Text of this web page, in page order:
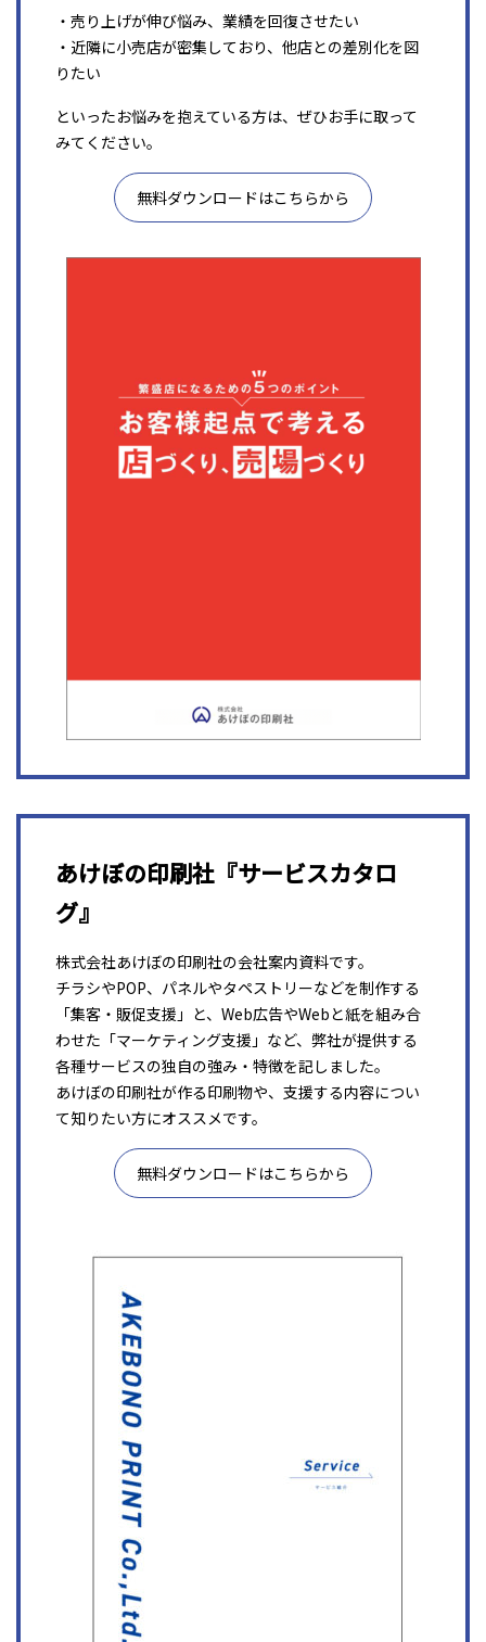
・売り上げが伸び悩み、業績を回復させたい
・近隣に小売店が密集しており、他店との差別化を図
りたい
といったお悩みを抱えている方は、ぜひお手に取って
みてください。
無料ダウンロードはこちらから
あけぼの印刷社『サービスカタロ
グ』
株式会社あけぼの印刷社の会社案内資料です。
チラシやPOP、パネルやタペストリーなどを制作する
「集客・販促支援」と、Web広告やWebと紙を組み合
わせた「マーケティング支援」など、弊社が提供する
各種サービスの独自の強み・特徴を記しました。
あけぼの印刷社が作る印刷物や、支援する内容につい
て知りたい方にオススメです。
無料ダウンロードはこちらから